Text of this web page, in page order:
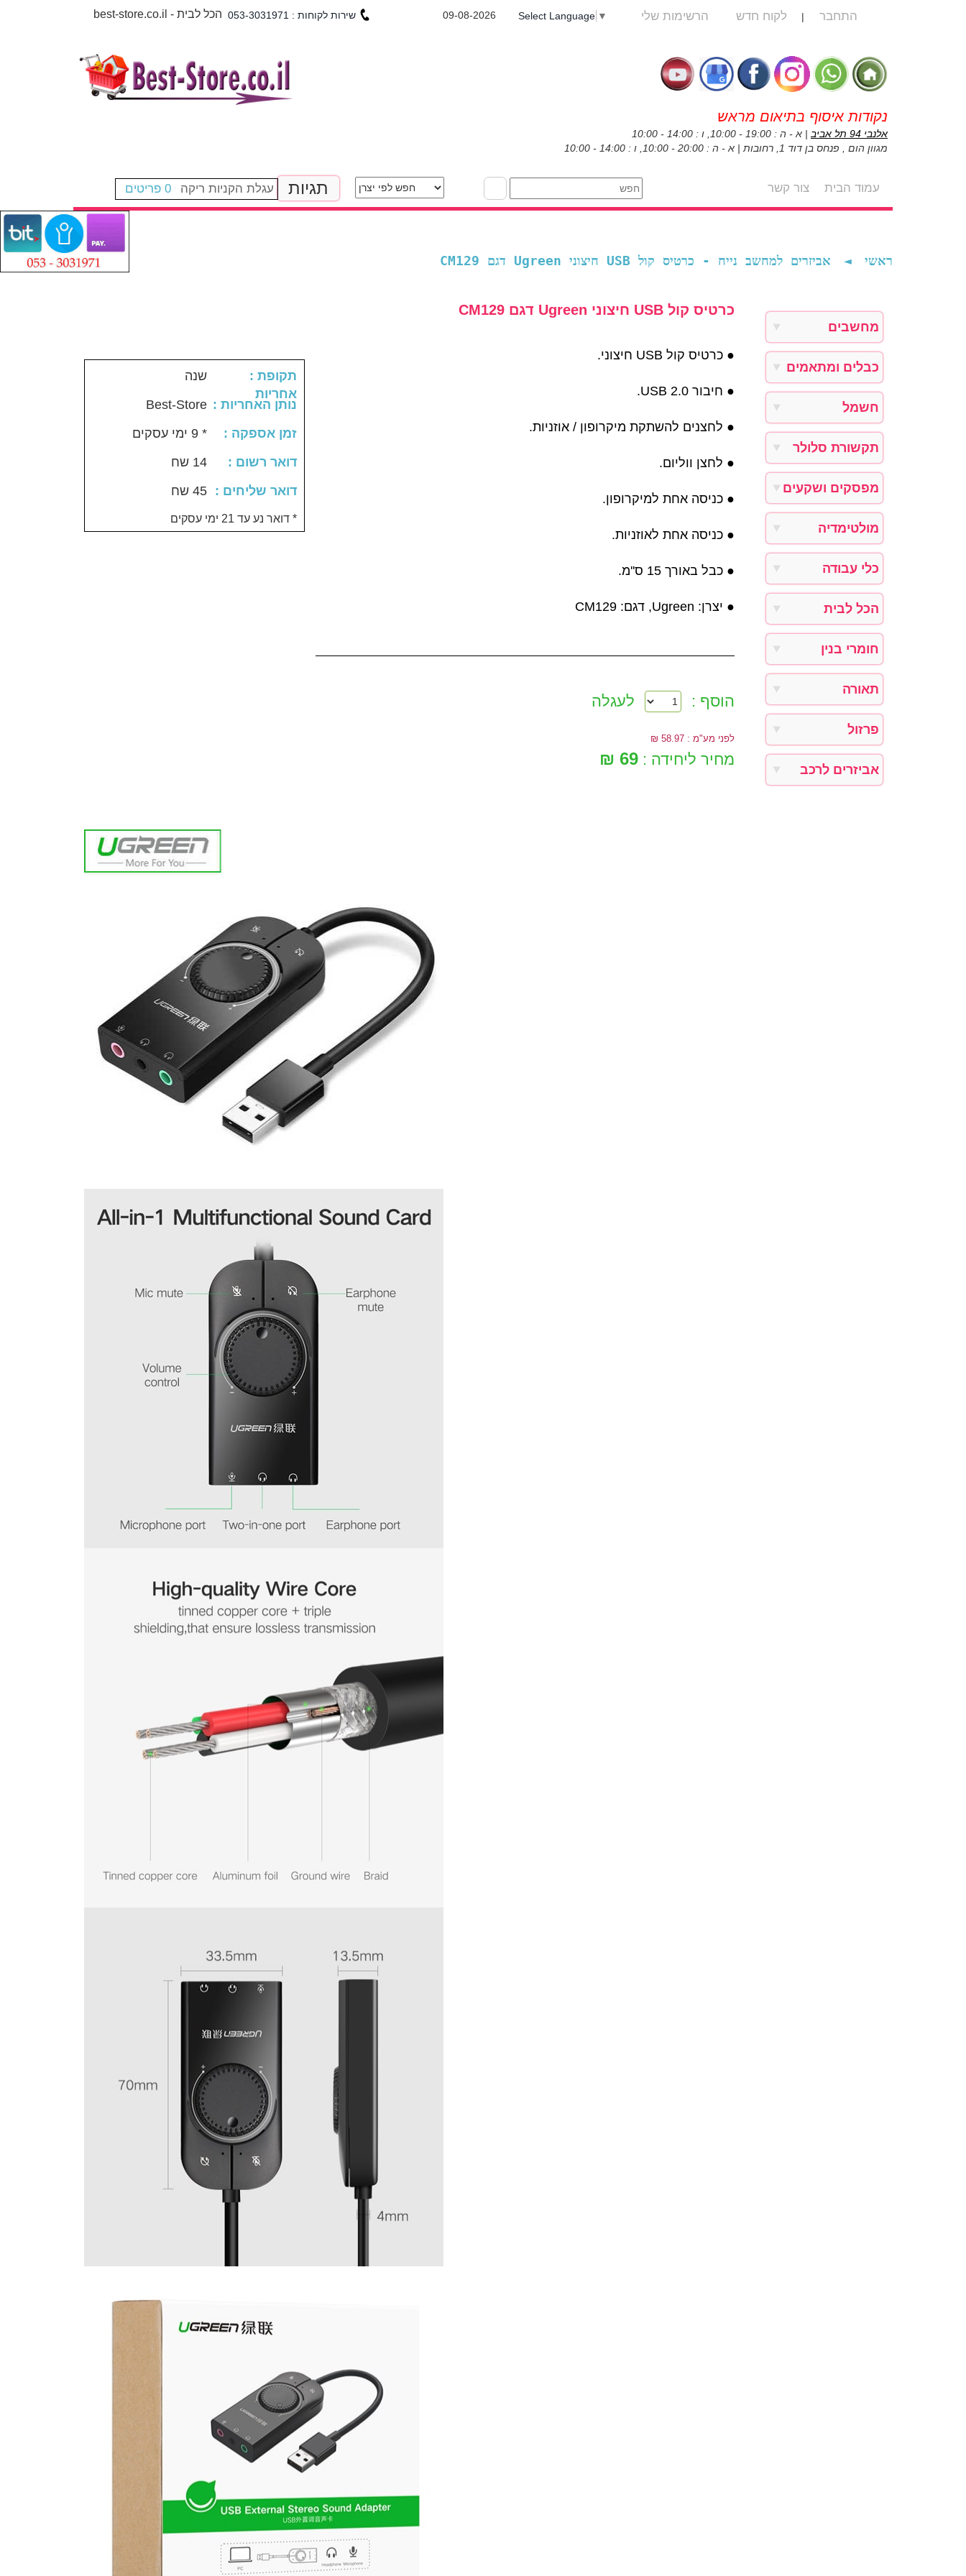
best-store.co.il - הכל לבית 09-08-2026 הרשימות שלי התחבר | לקוח חדש Select Language ▼
נקודות איסוף בתיאום מראש
אלנבי 94 תל אביב
| א - ה : 19:00 - 10:00, ו : 14:00 - 10:00
מגוון הום , פנחס בן דוד 1, רחובות | א - ה : 20:00 - 10:00, ו : 14:00 - 10:00
עמוד הבית צור קשר תגיות עגלת הקניות ריקה 0 פריטים
ראשי ◄ אביזרים למחשב נייח - כרטיס קול USB חיצוני Ugreen דגם CM129
: תקופת
אחריות
שנה
: נותן האחריות
Best-Store
: זמן אספקה
* 9 ימי עסקים
: דואר רשום
14 שח
: דואר שליחים
45 שח
דואר נע עד 21 ימי עסקים *
כרטיס קול USB חיצוני Ugreen דגם CM129
● כרטיס קול USB חיצוני.
● חיבור USB 2.0.
● לחצנים להשתקת מיקרופון / אוזניות.
● לחצן ווליום.
● כניסה אחת למיקרופון.
● כניסה אחת לאוזניות.
● כבל באורך 15 ס''מ.
● יצרן: Ugreen, דגם: CM129
הוסף : לעגלה
לפני מע"מ : 58.97 ₪
מחיר ליחידה :69 ₪
מחשבים
כבלים ומתאמים
חשמל
תקשורת סלולר
מפסקים ושקעים
מולטימדיה
כלי עבודה
הכל לבית
חומרי בנין
תאורה
פרזול
אביזרים לרכב